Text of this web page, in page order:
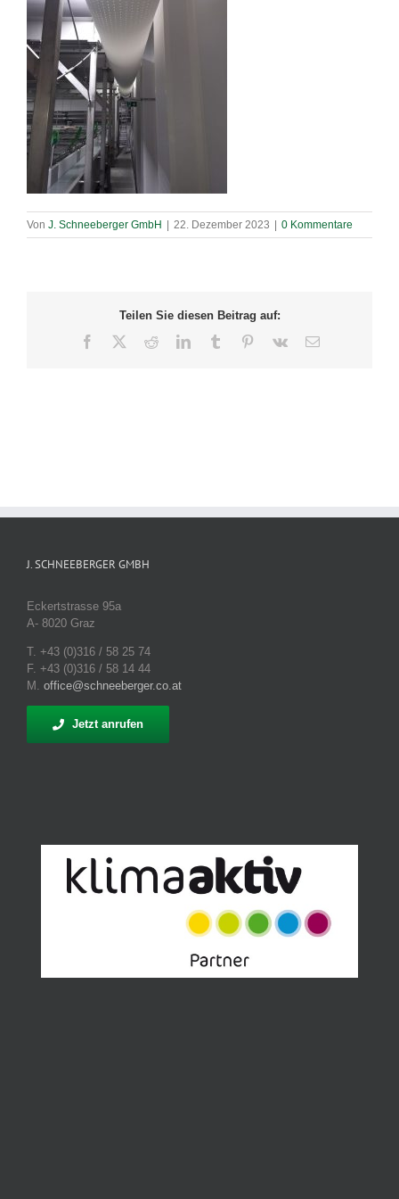
Von J. Schneeberger GmbH 22. Dezember 2023 0 Kommentare
Teilen Sie diesen Beitrag auf:
Facebook RedditLinkedInTumblr Pinterest
Vk
E-
J. SCHNEEBERGER GMBH
Eckertstrasse 95a
A- 8020 Graz
T. +43 (0)316 / 58 25 74
F. +43 (0)316 / 58 14 44
M. office@schneeberger.co.at
Jetzt anrufen